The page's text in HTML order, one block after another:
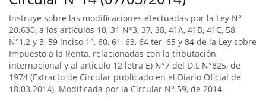
Instruye sobre las modificaciones efectuadas por la Ley N°
20.630, a los artículos 10, 31 N°3, 37, 38, 41A, 41B, 41C, 58
N°1,2 y 3, 59 inciso 1°, 60, 61, 63, 64 ter, 65 y 84 de la Ley sobre
Impuesto a la Renta, relacionadas con la tributación
internacional y al artículo 12 letra E) N°7 del D.L N°825, de
1974 (Extracto de Circular publicado en el Diario Oficial de
18.03.2014). Modificada por la Circular N° 59, de 2014.